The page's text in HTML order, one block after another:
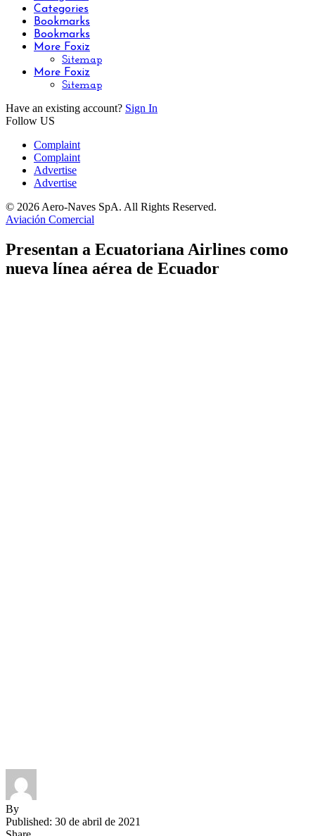
Categories
Bookmarks
Bookmarks
More Foxiz
Sitemap
More Foxiz
Sitemap
Have an existing account? Sign In
Follow US
Complaint
Complaint
Advertise
Advertise
© 2026 Aero-Naves SpA. All Rights Reserved.
Aviación Comercial
Presentan a Ecuatoriana Airlines como
nueva línea aérea de Ecuador
By
Published: 30 de abril de 2021